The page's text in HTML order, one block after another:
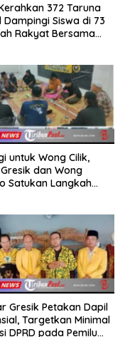
372 Taruna
Dampingi Siswa di 73
Rakyat Bersama
untuk Wong Cilik,
Gresik dan Wong
Satukan Langkah
Gresik Petakan Dapil
Targetkan Minimal
DPRD pada Pemilu